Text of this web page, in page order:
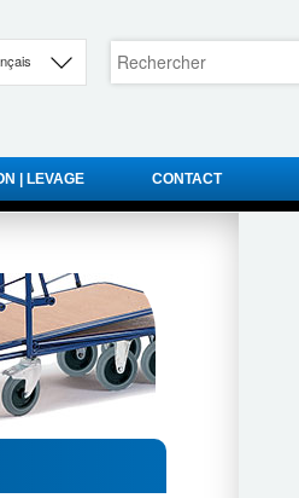
| LEVAGE CONTACT